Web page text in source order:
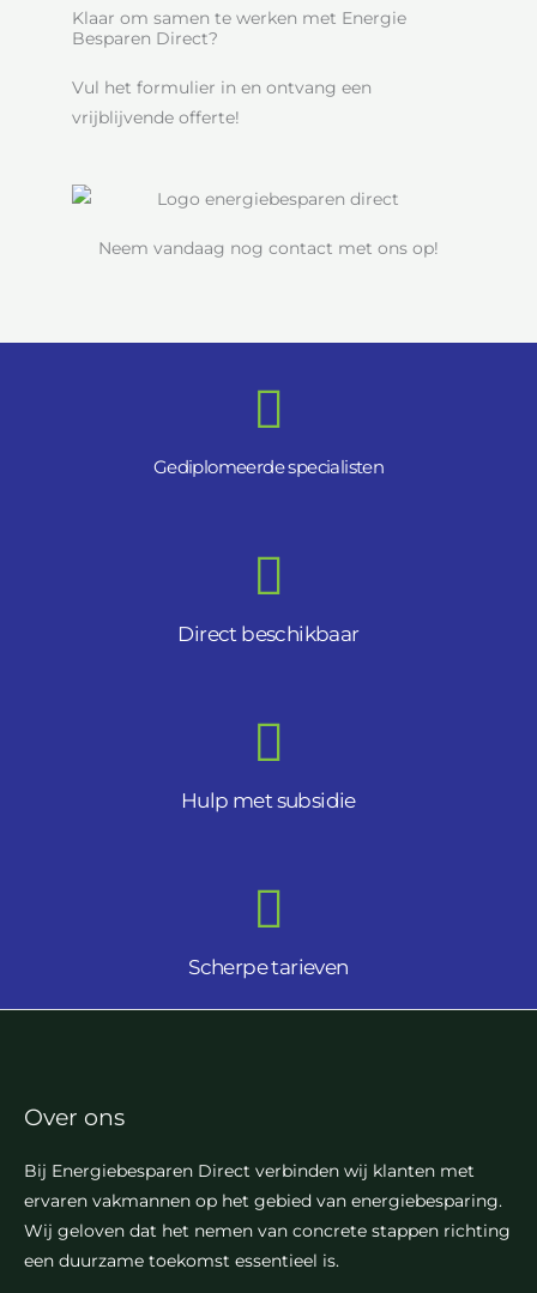
Klaar om samen te werken met Energie
Besparen Direct?
Vul het formulier in en ontvang een
vrijblijvende offerte!
Neem vandaag nog contact met ons op!
Gediplomeerde specialisten
Direct beschikbaar
Hulp met subsidie
Scherpe tarieven
Over ons
Bij Energiebesparen Direct verbinden wij klanten met
ervaren vakmannen op het gebied van energiebesparing.
Wij geloven dat het nemen van concrete stappen richting
een duurzame toekomst essentieel is.